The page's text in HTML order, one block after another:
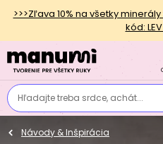
>>>Zľava 10% na všetky
kód:
Hľadajte treba srdce, achát...
Návody & Inšpirácia